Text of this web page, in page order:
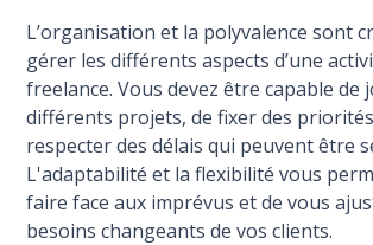
L’organisation et la polyvalence sont
gérer les différents aspects d’une
freelance. Vous devez être capable de
différents projets, de fixer des
respecter des délais qui peuvent être
L'adaptabilité et la flexibilité vous
faire face aux imprévus et de vous
besoins changeants de vos clients.